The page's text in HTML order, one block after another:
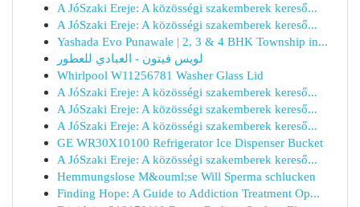
A JóSzaki Ereje: A közösségi szakemberek kereső...
A JóSzaki Ereje: A közösségi szakemberek kereső...
Yashada Evo Punawale | 2, 3 & 4 BHK Township in...
لويس فيتون - العبادي للعطور
Whirlpool W11256781 Washer Glass Lid
A JóSzaki Ereje: A közösségi szakemberek kereső...
A JóSzaki Ereje: A közösségi szakemberek kereső...
A JóSzaki Ereje: A közösségi szakemberek kereső...
GE WR30X10100 Refrigerator Ice Dispenser Bucket
A JóSzaki Ereje: A közösségi szakemberek kereső...
Hemmungslose M&ouml;se Will Sperma schlucken
Finding Hope: A Guide to Addiction Treatment Op...